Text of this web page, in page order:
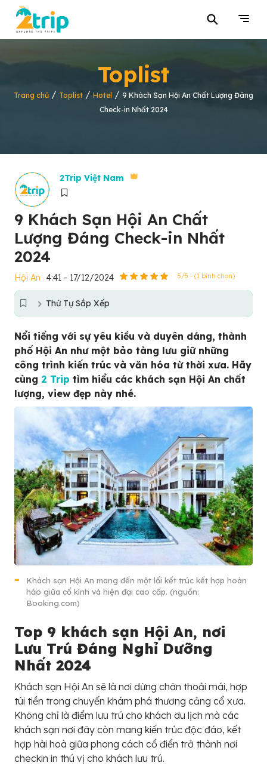
⚲
Toplist
Trang chủ / Toplist / Hotel / 9 Khách Sạn Hội An Chất Lượng Đáng
Check-in Nhất 2024
2Trip Việt Nam
9 Khách Sạn Hội An Chất
Lượng Đáng Check-in Nhất
2024
Hội An 4:41 - 17/12/2024 5/5 - (1 bình chọn)
Thứ Tự Sắp Xếp
Nổi tiếng với sự yêu kiều và duyên dáng, thành
phố Hội An như một bảo tàng lưu giữ những
công trình kiến trúc và văn hóa từ thời xưa. Hãy
cùng 2 Trip tìm hiểu các khách sạn Hội An chất
lượng, view đẹp này nhé.
Khách sạn Hội An mang đến một lối kết trúc kết hợp hoàn
hảo giữa cổ kính và hiện đại cao cấp. (nguồn:
Booking.com)
Top 9 khách sạn Hội An, nơi
Lưu Trú Đáng Nghỉ Dưỡng
Nhất 2024
Khách sạn Hội An sẽ là nơi dừng chân thoải mái, hợp
túi tiền trong chuyến khám phá thương cảng cổ xưa.
Không chỉ là điểm lưu trú cho khách du lịch mà các
khách sạn nơi đây còn mang kiến trúc độc đáo, kết
hợp hài hoà giữa phong cách cổ điển trở thành nơi
checkin in thú vị cho khách lưu trú.